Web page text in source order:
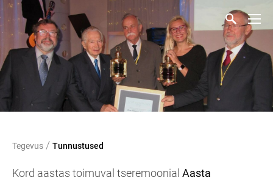
Tegevus / Tunnustused
Kord aastas toimuval tseremoonial Aasta